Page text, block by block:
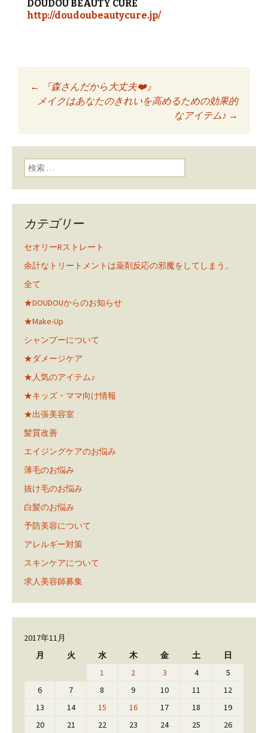
DOUDOU BEAUTY CURE
http://doudoubeautycure.jp/
投稿ナビゲーショ
ン
←
『森さんだから大丈夫❤️』
メイクはあなたのきれいを高めるための効果的
なアイテム♪ →
検索:
カテゴリー
セオリーRストレート
余計なトリートメントは薬剤反応の邪魔をしてしまう。
全て
★DOUDOUからのお知らせ
★Make-Up
シャンプーについて
★ダメージケア
★人気のアイテム♪
★キッズ・ママ向け情報
★出張美容室
髪質改善
エイジングケアのお悩み
薄毛のお悩み
抜け毛のお悩み
白髪のお悩み
予防美容について
アレルギー対策
スキンケアについて
求人美容師募集
2017年11月
月
火 水 木 金 土
日
1
2 3 4
5
6
7 8 9 10 11
12
13
14 15 16 17 18
19
20
21 22 23 24 25 26